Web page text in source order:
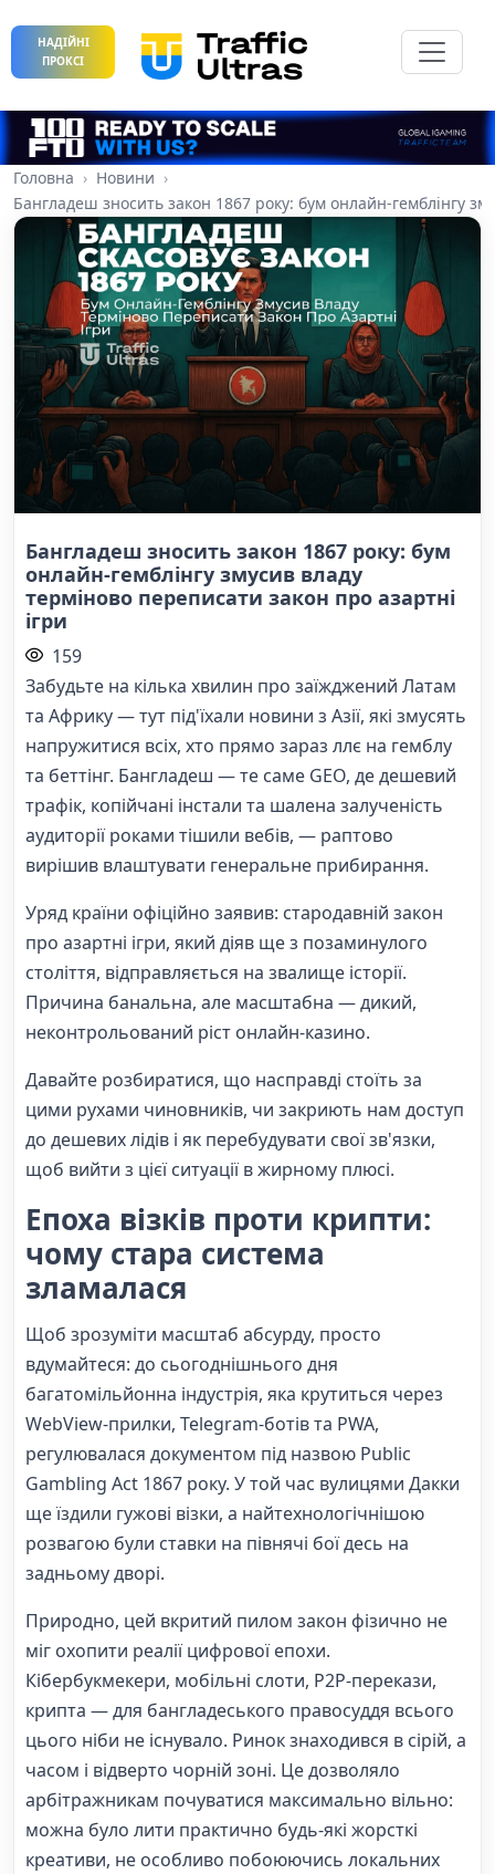
НАДІЙНІ
ПРОКСІ
Головна
Новини
Бангладеш зносить закон 1867 року: бум онлайн-гемблінгу
Бангладеш зносить закон 1867 року: бум
онлайн-гемблінгу змусив владу
терміново переписати закон про азартні
ігри
159
Забудьте на кілька хвилин про заїжджений Латам
та Африку — тут під'їхали новини з Азії, які змусять
напружитися всіх, хто прямо зараз ллє на гемблу
та беттінг. Бангладеш — те саме GEO, де дешевий
трафік, копійчані інстали та шалена залученість
аудиторії роками тішили вебів, — раптово
вирішив влаштувати генеральне прибирання.
Уряд країни офіційно заявив: стародавній закон
про азартні ігри, який діяв ще з позаминулого
століття, відправляється на звалище історії.
Причина банальна, але масштабна — дикий,
неконтрольований ріст онлайн-казино.
Давайте розбиратися, що насправді стоїть за
цими рухами чиновників, чи закриють нам доступ
до дешевих лідів і як перебудувати свої зв'язки,
щоб вийти з цієї ситуації в жирному плюсі.
Епоха візків проти крипти:
чому стара система
зламалася
Щоб зрозуміти масштаб абсурду, просто
вдумайтеся: до сьогоднішнього дня
багатомільйонна індустрія, яка крутиться через
WebView-прилки, Telegram-ботів та PWA,
регулювалася документом під назвою Public
Gambling Act 1867 року. У той час вулицями Дакки
ще їздили гужові візки, а найтехнологічнішою
розвагою були ставки на півнячі бої десь на
задньому дворі.
Природно, цей вкритий пилом закон фізично не
міг охопити реалії цифрової епохи.
Кібербукмекери, мобільні слоти, P2P-перекази,
крипта — для бангладеського правосуддя всього
цього ніби не існувало. Ринок знаходився в сірій, а
часом і відверто чорній зоні. Це дозволяло
арбітражникам почуватися максимально вільно:
можна було лити практично будь-які жорсткі
креативи, не особливо побоюючись локальних